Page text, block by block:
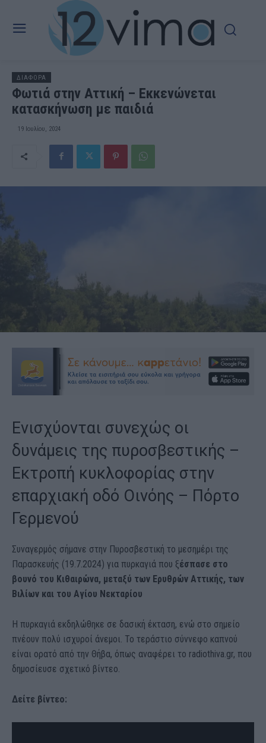
ΔΙΑΦΟΡΑ
Φωτιά στην Αττική – Εκκενώνεται
κατασκήνωση με παιδιά
19 Ιουλίου, 2024
Ενισχύονται συνεχώς οι
δυνάμεις της πυροσβεστικής –
Εκτροπή κυκλοφορίας στην
επαρχιακή οδό Οινόης – Πόρτο
Γερμενού
Συναγερμός σήμανε στην Πυροσβεστική το μεσημέρι της
Παρασκευής (19.7.2024) για πυρκαγιά που ξέσπασε στο
βουνό του Κιθαιρώνα, μεταξύ των Ερυθρών Αττικής, των
Βιλίων και του Αγίου Νεκταρίου
Η πυρκαγιά εκδηλώθηκε σε δασική έκταση, ενώ στο σημείο
πνέουν πολύ ισχυροί άνεμοι. Το τεράστιο σύννεφο καπνού
είναι ορατό από την Θήβα, όπως αναφέρει το radiothiva.gr, που
δημοσίευσε σχετικό βίντεο.
Δείτε βίντεο: